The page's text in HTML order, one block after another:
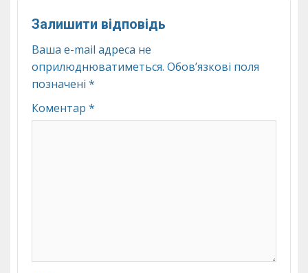
Залишити відповідь
Ваша e-mail адреса не
оприлюднюватиметься. Обов’язкові поля
позначені *
Коментар *